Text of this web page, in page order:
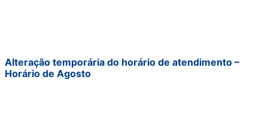
Alteração temporária do horário de atendimento –
Horário de Agosto